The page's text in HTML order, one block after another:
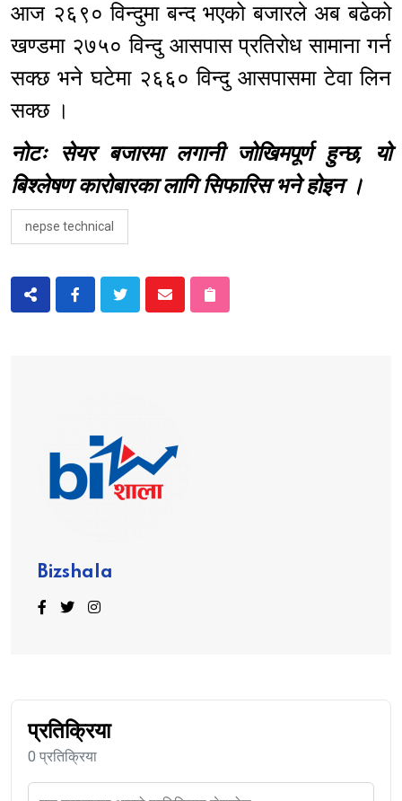
आज २६९० विन्दुमा बन्द भएको बजारले अब बढेको
खण्डमा २७५० विन्दु आसपास प्रतिरोध सामाना गर्न
सक्छ भने घटेमा २६६० विन्दु आसपासमा टेवा लिन
सक्छ ।
नोटः सेयर बजारमा लगानी जोखिमपूर्ण हुन्छ, यो
बिश्लेषण कारोबारका लागि सिफारिस भने होइन ।
nepse technical
Bizshala
प्रतिक्रिया
0 प्रतिक्रिया